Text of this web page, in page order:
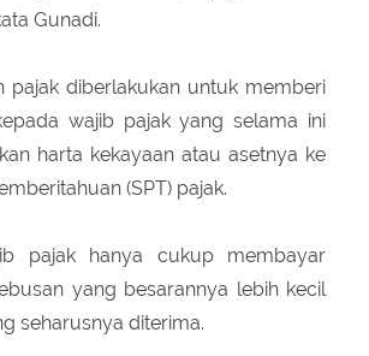
Gunadi.
pajak diberlakukan untuk memberi
wajib pajak yang selama ini
harta kekayaan atau asetnya ke
(SPT) pajak.
pajak hanya cukup membayar
yang besarannya lebih kecil
seharusnya diterima.